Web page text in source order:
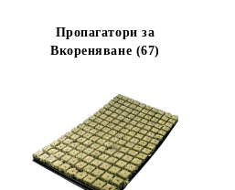
Пропагатори за
Вкореняване (67)